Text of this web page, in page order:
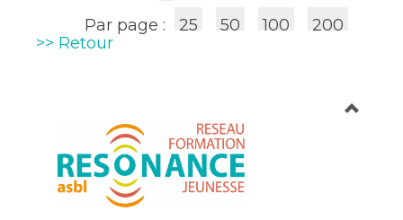
Par page :
25 50 100
200
>> Retour